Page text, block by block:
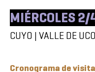
MIÉRCOLES 2/
CUYO | VALLE DE UCO
Cronograma de